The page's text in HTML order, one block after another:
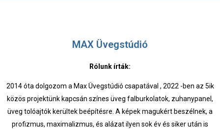
MAX Üvegstúdió
Rólunk írták:
2014 óta dolgozom a Max Üvegstúdió csapatával , 2022 -ben az 5ik
közös projektünk kapcsán színes üveg falburkolatok, zuhanypanel,
üveg tolóajtók kerültek beépítésre. A képek magukért beszélnek, a
profizmus, maximalizmus, és alázat ilyen sok év és siker után is